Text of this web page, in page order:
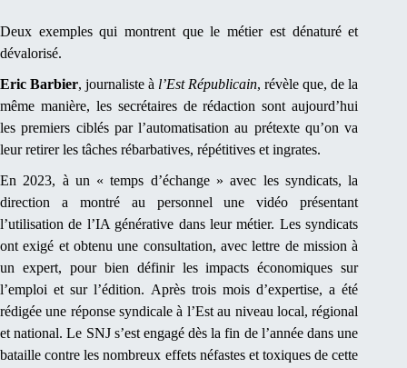
Deux exemples qui montrent que le métier est dénaturé et
dévalorisé.
Eric Barbier, journaliste à l’Est Républicain, révèle que, de la
même manière, les secrétaires de rédaction sont aujourd’hui
les premiers ciblés par l’automatisation au prétexte qu’on va
leur retirer les tâches rébarbatives, répétitives et ingrates.
En 2023, à un « temps d’échange » avec les syndicats, la
direction a montré au personnel une vidéo présentant
l’utilisation de l’IA générative dans leur métier. Les syndicats
ont exigé et obtenu une consultation, avec lettre de mission à
un expert, pour bien définir les impacts économiques sur
l’emploi et sur l’édition. Après trois mois d’expertise, a été
rédigée une réponse syndicale à l’Est au niveau local, régional
et national. Le SNJ s’est engagé dès la fin de l’année dans une
bataille contre les nombreux effets néfastes et toxiques de cette